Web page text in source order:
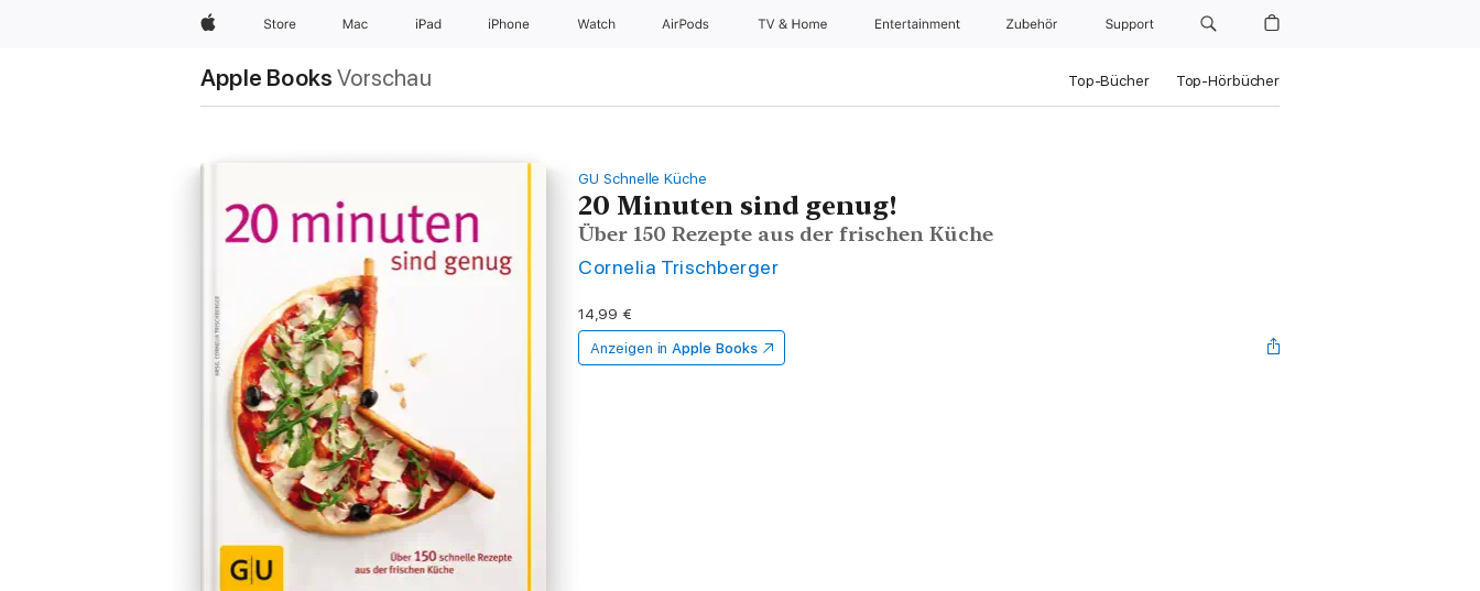
Apple Store Mac iPad iPhone Watch AirPods TV & Home Entertainment Zubehör Support
Apple Books Vorschau Top-Bücher Top-Hörbücher
GU Schnelle Küche
20 Minuten sind genug!
Über 150 Rezepte aus der frischen Küche
Cornelia Trischberger
14,99 €
Anzeigen in Apple Books